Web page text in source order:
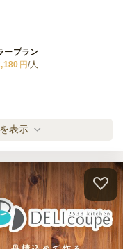
ープラン
円/人
ムプラン
円/人
ニオンソースコース
円 /人
表示